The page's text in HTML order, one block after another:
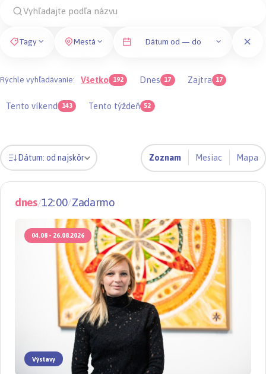
Tagy Mestá Dátum od — do
Rýchle vyhľadávanie: Všetko 192 Dnes 17 Zajtra 17
Tento víkend 143 Tento týždeň 52
Dátum: od najskôr Zoznam Mesiac Mapa
dnes/12:00/Zadarmo
04.08 - 26.08.2026
Výstavy